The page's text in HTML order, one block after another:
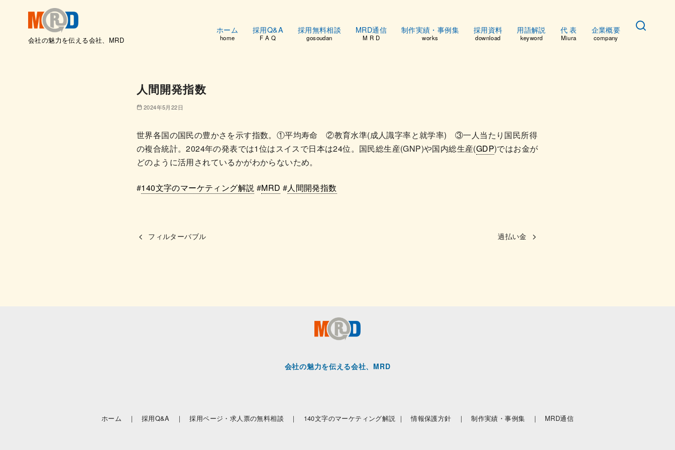
会社の魅力を伝える会社、MRD
ホーム
home
採用Q&A
F A Q
採用無料相談
gosoudan
MRD通信
M R D
制作実績・事例集
works
採用資料
download
用語解説
keyword
代 表
Miura
企業概要
company
人間開発指数
2024年5月22日
世界各国の国民の豊かさを示す指数。①平均寿命 ②教育水準(成人識字率と就学率) ③一人当たり国民所得
の複合統計。2024年の発表では1位はスイスで日本は24位。国民総生産(GNP)や国内総生産(GDP)ではお金が
どのように活用されているかがわからないため。
#140文字のマーケティング解説 #MRD #人間開発指数
フィルターバブル 過払い金
会社の魅力を伝える会社、MRD
ホーム ｜ 採用Q&A ｜ 採用ページ・求人票の無料相談 ｜ 140文字のマーケティング解説 ｜ 情報保護方針 ｜ 制作実績・事例集 ｜ MRD通信